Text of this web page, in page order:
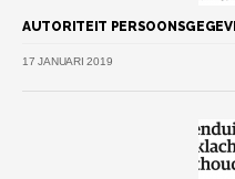
AUTORITEIT
17 JANUARI 2019